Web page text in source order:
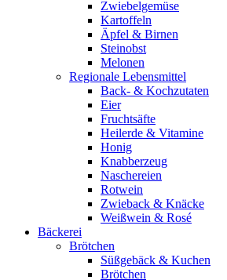
Zwiebelgemüse
Kartoffeln
Äpfel & Birnen
Steinobst
Melonen
Regionale Lebensmittel
Back- & Kochzutaten
Eier
Fruchtsäfte
Heilerde & Vitamine
Honig
Knabberzeug
Naschereien
Rotwein
Zwieback & Knäcke
Weißwein & Rosé
Bäckerei
Brötchen
Süßgebäck & Kuchen
Brötchen